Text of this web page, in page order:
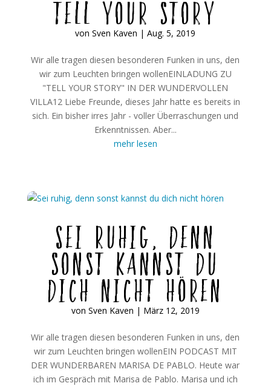
tell your story
vonSven Kaven |Aug. 5, 2019
Wir alle tragen diesen besonderen Funken in uns, den
wir zum Leuchten bringen wollenEINLADUNG ZU
"TELL YOUR STORY" IN DER WUNDERVOLLEN
VILLA12 Liebe Freunde, dieses Jahr hatte es bereits in
sich. Ein bisher irres Jahr - voller Überraschungen und
Erkenntnissen. Aber...
mehr lesen
Sei ruhig, denn
sonst kannst du
dich nicht hören
von Sven Kaven | März 12, 2019
Wir alle tragen diesen besonderen Funken in uns, den
wir zum Leuchten bringen wollenEIN PODCAST MIT
DER WUNDERBAREN MARISA DE PABLO. Heute war
ich im Gespräch mit Marisa de Pablo. Marisa und ich